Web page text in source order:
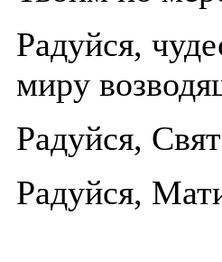
Радуйся,
миру
Радуйся,
Радуйся,